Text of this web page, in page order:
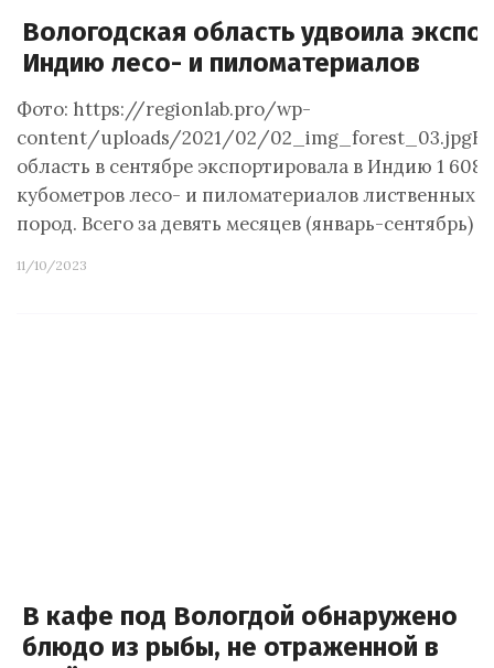
Вологодская область удвоила
Индию лесо- и пиломатериалов
Фото: https://regionlab.pro/wp-
content/uploads/2021/02/
область в сентябре экспортировала в Индию 1 608
кубометров лесо- и пиломатериалов лиственных
пород. Всего за девять месяцев (январь-сентябрь)
11/10/2023
В кафе под Вологдой обнаружено
блюдо из рыбы, не отраженной в